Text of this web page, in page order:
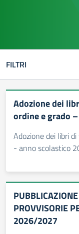
FILTRI
Adozione dei
ordine e grado
Adozione dei libri
- anno scolastico
PROVVISORIE
2026/2027